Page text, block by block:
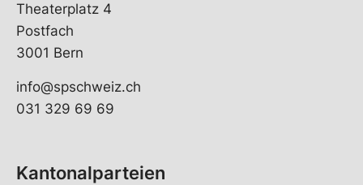
Theaterplatz 4
Postfach
3001 Bern
info@spschweiz.ch
031 329 69 69
Kantonalparteien